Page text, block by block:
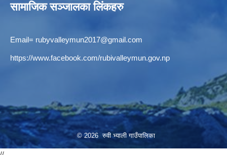
सामाजिक सञ्जालका लिंकहरु
Email= rubyvalleymun2017@gmail.com
https://www.facebook.com/rubivalleymun.gov.np
© 2026 रुवी भ्याली गाउँपालिका